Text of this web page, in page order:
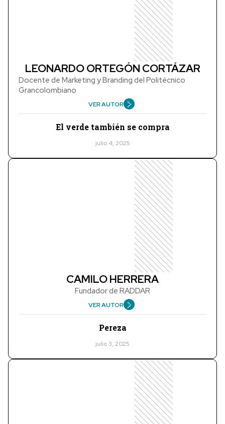
LEONARDO ORTEGÓN CORTÁZAR
Docente de Marketing y Branding del Politécnico
Grancolombiano
VER AUTOR
El verde también se compra
julio 4, 2025
CAMILO HERRERA
Fundador de RADDAR
VER AUTOR
Pereza
julio 3, 2025